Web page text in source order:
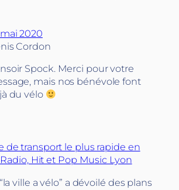
2020
Cordon
Spock. Merci pour votre
mais nos bénévole font
du vélo
de transport le plus rapide en
Hit et Pop Music Lyon
ville a vélo” a dévoilé des plans